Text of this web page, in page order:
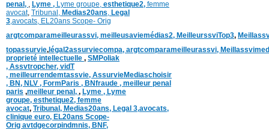
penal, , Lyme , Lyme groupe, esthetique2, femme
avocat, Tribunal, Medias20ans, Legal
3,avocats, EL20ans Scope- Orig
argtcomparameilleurassvi, meilleusaviemédias2, MeilleurssviTop3,
topassurvie,légal2assurviecompa, argtcomparameilleurassvi,
proprieté intellectuelle , SMPoliak
, Assvtropcher, vidT
, meilleurrendemtassvie, AssurvieMediaschoisir
, BN, NLV , FormParis , BNfraude , meilleur penal
paris ,meilleur penal, , Lyme , Lyme
groupe, esthetique2, femme
avocat, Tribunal, Medias20ans, Legal 3,avocats,
clinique euro, EL20ans Scope-
Orig avtdgecorpindmnis, BNF,